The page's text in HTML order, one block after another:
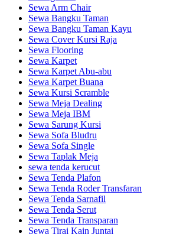
Sewa Arm Chair
Sewa Bangku Taman
Sewa Bangku Taman Kayu
Sewa Cover Kursi Raja
Sewa Flooring
Sewa Karpet
Sewa Karpet Abu-abu
Sewa Karpet Buana
Sewa Kursi Scramble
Sewa Meja Dealing
Sewa Meja IBM
Sewa Sarung Kursi
Sewa Sofa Bludru
Sewa Sofa Single
Sewa Taplak Meja
sewa tenda kerucut
Sewa Tenda Plafon
Sewa Tenda Roder Transfaran
Sewa Tenda Sarnafil
Sewa Tenda Serut
Sewa Tenda Transparan
Sewa Tirai Kain Juntai